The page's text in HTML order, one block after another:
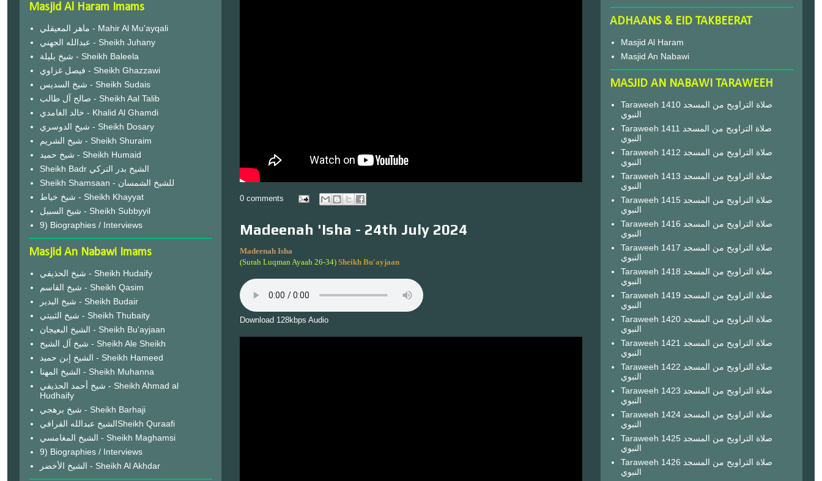
0 comments
Madeenah 'Isha - 24th July 2024
Madeenah Isha
(Surah Luqman Ayaah 26-34) Sheikh Bu'ayjaan
Download 128kbps Audio
Masjid Al Haram Imams
ماهر المعيقلي - Mahir Al Mu'ayqali
عبدالله الجهني - Sheikh Juhany
شيخ بليلة - Sheikh Baleela
فيصل غزاوي - Sheikh Ghazzawi
شيخ السديس - Sheikh Sudais
صالح آل طالب - Sheikh Aal Talib
خالد الغامدي - Khalid Al Ghamdi
شيخ الدوسري - Sheikh Dosary
شيخ الشريم - Sheikh Shuraim
شيخ حميد - Sheikh Humaid
Sheikh Badr الشيخ بدر التركي
Sheikh Shamsaan - للشيخ الشمسان
شيخ خياط - Sheikh Khayyat
شيخ السبيل - Sheikh Subbyyil
9) Biographies / Interviews
Masjid An Nabawi Imams
شيخ الحذيفي - Sheikh Hudaify
شيخ القاسم - Sheikh Qasim
شيخ البدير - Sheikh Budair
شيخ الثبيتي - Sheikh Thubaity
الشيخ البعيجان - Sheikh Bu'ayjaan
شيخ آل الشيخ - Sheikh Ale Sheikh
الشيخ إبن حميد - Sheikh Hameed
الشيخ المهنا - Sheikh Muhanna
شيخ أحمد الحذيفي - Sheikh Ahmad al
Hudhaify
شيخ برهجي - Sheikh Barhaji
الشيخ عبدالله القرافيSheikh Quraafi
الشيخ المغامسي - Sheikh Maghamsi
9) Biographies / Interviews
الشيخ الأخضر - Sheikh Al Akhdar
ADHAANS & EID TAKBEERAT
Masjid Al Haram
Masjid An Nabawi
MASJID AN NABAWI TARAWEEH
Taraweeh 1410 صلاة التراويح من المسجد
النبوي
Taraweeh 1411 صلاة التراويح من المسجد
النبوي
Taraweeh 1412 صلاة التراويح من المسجد
النبوي
Taraweeh 1413 صلاة التراويح من المسجد
النبوي
Taraweeh 1415 صلاة التراويح من المسجد
النبوي
Taraweeh 1416 صلاة التراويح من المسجد
النبوي
Taraweeh 1417 صلاة التراويح من المسجد
النبوي
Taraweeh 1418 صلاة التراويح من المسجد
النبوي
Taraweeh 1419 صلاة التراويح من المسجد
النبوي
Taraweeh 1420 صلاة التراويح من المسجد
النبوي
Taraweeh 1421 صلاة التراويح من المسجد
النبوي
Taraweeh 1422 صلاة التراويح من المسجد
النبوي
Taraweeh 1423 صلاة التراويح من المسجد
النبوي
Taraweeh 1424 صلاة التراويح من المسجد
النبوي
Taraweeh 1425 صلاة التراويح من المسجد
النبوي
Taraweeh 1426 صلاة التراويح من المسجد
النبوي